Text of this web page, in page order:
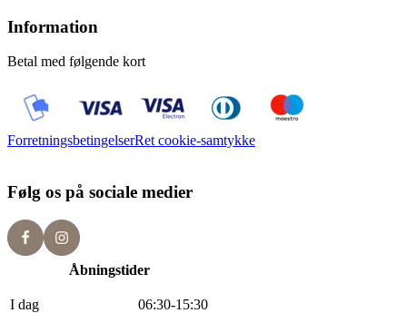
Information
Betal med følgende kort
ForretningsbetingelserRet cookie-samtykke
Følg os på sociale medier
Åbningstider
I dag 06:30-15:30